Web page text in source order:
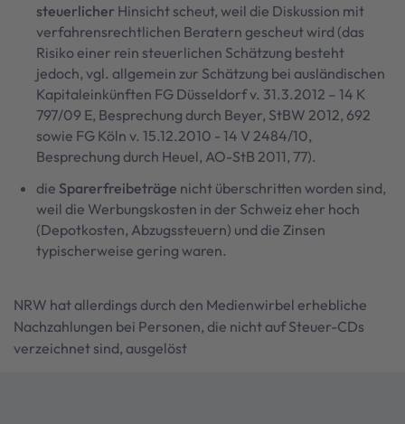
steuerlicher Hinsicht scheut, weil die Diskussion mit
verfahrensrechtlichen Beratern gescheut wird (das
Risiko einer rein steuerlichen Schätzung besteht
jedoch, vgl. allgemein zur Schätzung bei ausländischen
Kapitaleinkünften FG Düsseldorf v. 31.3.2012 – 14 K
797/09 E, Besprechung durch Beyer, StBW 2012, 692
sowie FG Köln v. 15.12.2010 - 14 V 2484/10,
Besprechung durch Heuel, AO-StB 2011, 77).
die Sparerfreibeträge nicht überschritten worden sind,
weil die Werbungskosten in der Schweiz eher hoch
(Depotkosten, Abzugssteuern) und die Zinsen
typischerweise gering waren.
NRW hat allerdings durch den Medienwirbel erhebliche
Nachzahlungen bei Personen, die nicht auf Steuer-CDs
verzeichnet sind, ausgelöst